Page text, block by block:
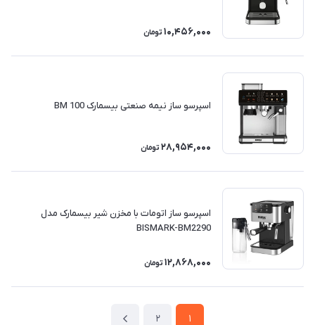
10,456,000 تومان
اسپرسو ساز نیمه صنعتی بیسمارک BM 100
28,954,000 تومان
اسپرسو ساز اتومات با مخزن شیر بیسمارک مدل
BISMARK-BM2290
12,868,000 تومان
1
2